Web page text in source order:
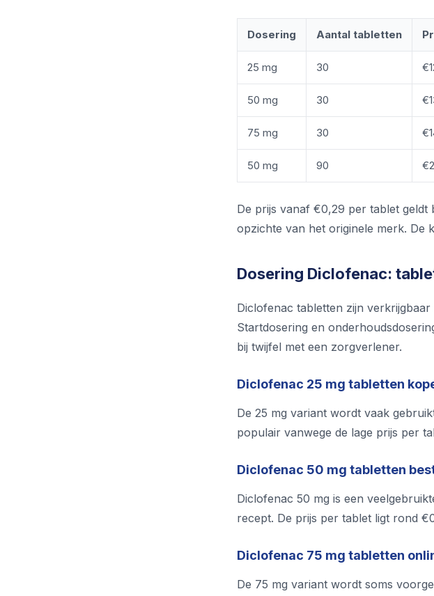
Dosering Aantal tabletten
25 mg 30
50 mg 30
75 mg 30
50 mg 90
De prijs vanaf €0,29 per tablet
opzichte van het originele merk. De
Dosering Diclofenac:
Diclofenac tabletten zijn
Startdosering en
bij twijfel met een zorgverlener.
Diclofenac 25 mg tabletten
De 25 mg variant wordt vaak
populair vanwege de lage prijs per
Diclofenac 50 mg tabletten
Diclofenac 50 mg is een
recept. De prijs per tablet ligt rond
Diclofenac 75 mg tabletten
De 75 mg variant wordt soms